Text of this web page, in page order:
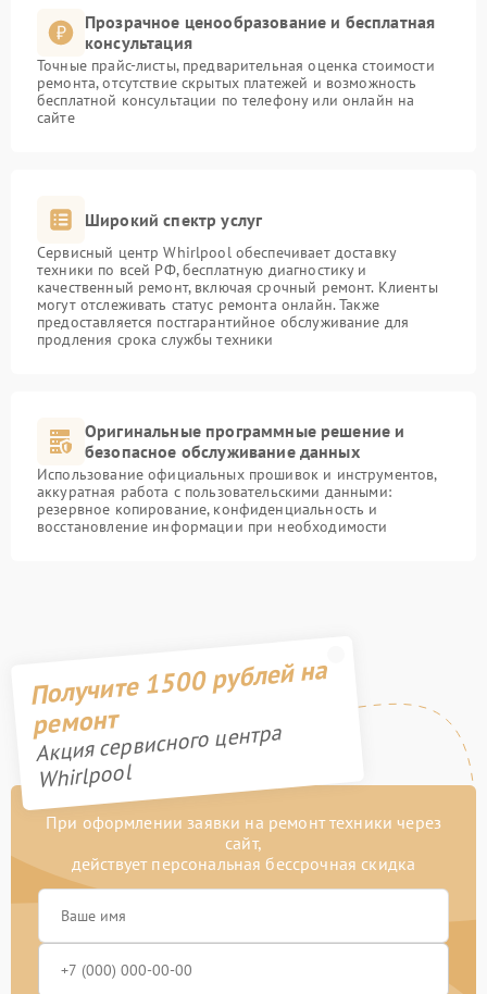
Прозрачное ценообразование и бесплатная
консультация
Точные прайс-листы, предварительная оценка стоимости
ремонта, отсутствие скрытых платежей и возможность
бесплатной консультации по телефону или онлайн на
сайте
Широкий спектр услуг
Сервисный центр Whirlpool обеспечивает доставку
техники по всей РФ, бесплатную диагностику и
качественный ремонт, включая срочный ремонт. Клиенты
могут отслеживать статус ремонта онлайн. Также
предоставляется постгарантийное обслуживание для
продления срока службы техники
Оригинальные программные решение и
безопасное обслуживание данных
Использование официальных прошивок и инструментов,
аккуратная работа с пользовательскими данными:
резервное копирование, конфиденциальность и
восстановление информации при необходимости
Получите 1500 рублей на
ремонт
Акция сервисного центра
Whirlpool
При оформлении заявки на ремонт техники через
сайт,
действует персональная бессрочная скидка